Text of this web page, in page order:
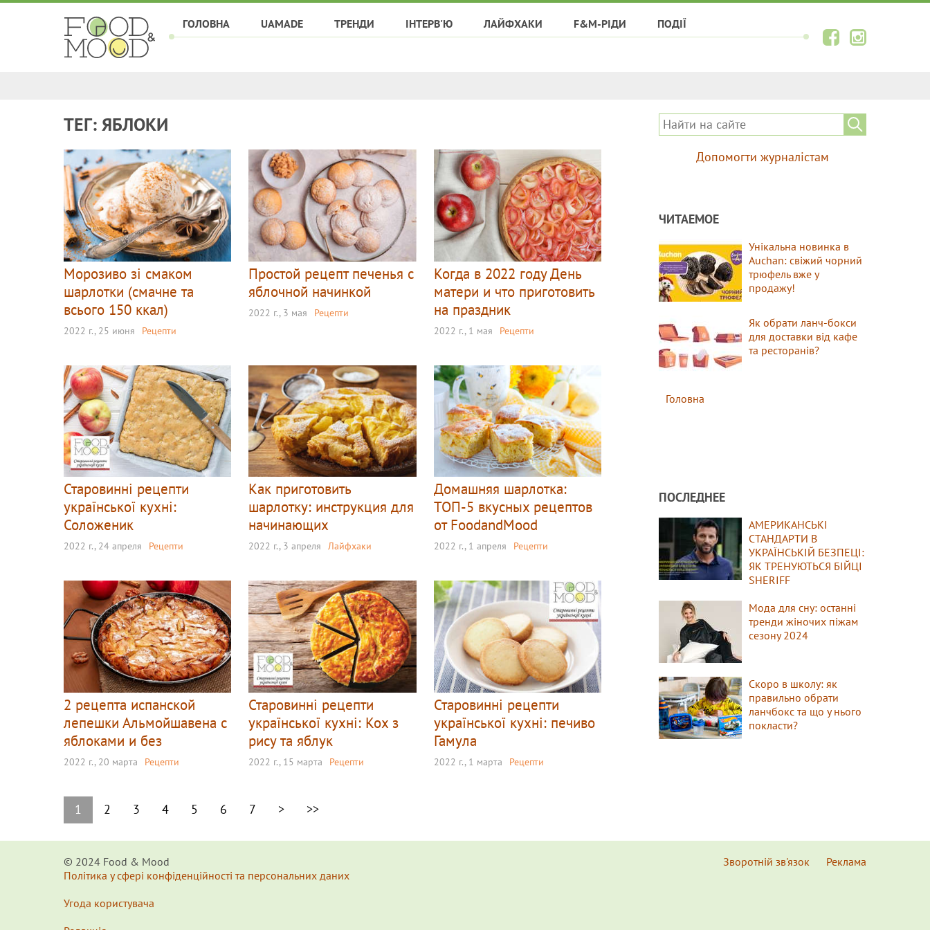
ГОЛОВНА UAMADE ТРЕНДИ ІНТЕРВ'Ю ЛАЙФХАКИ F&M-РІДИ ПОДІЇ
ТЕГ: ЯБЛОКИ
Морозиво зі смаком
шарлотки (смачне та
всього 150 ккал)
2022 г., 25 июня Рецепти
Простой рецепт печенья с
яблочной начинкой
2022 г., 3 мая Рецепти
Когда в 2022 году День
матери и что приготовить
на праздник
2022 г., 1 мая Рецепти
Старовинні рецепти
української кухні:
Соложеник
2022 г., 24 апреля Рецепти
Как приготовить
шарлотку: инструкция для
начинающих
2022 г., 3 апреля Лайфхаки
Домашняя шарлотка:
ТОП-5 вкусных рецептов
от FoodandMood
2022 г., 1 апреля Рецепти
2 рецепта испанской
лепешки Альмойшавена с
яблоками и без
2022 г., 20 марта Рецепти
Старовинні рецепти
української кухні: Кох з
рису та яблук
2022 г., 15 марта Рецепти
Старовинні рецепти
української кухні: печиво
Гамула
2022 г., 1 марта Рецепти
1 2 3 4 5 6 7 > >>
Допомогти журналістам
ЧИТАЕМОЕ
Унікальна новинка в
Auchan: свіжий чорний
трюфель вже у
продажу!
Як обрати ланч-бокси
для доставки від кафе
та ресторанів?
Головна
ПОСЛЕДНЕЕ
АМЕРИКАНСЬКІ
СТАНДАРТИ В
УКРАЇНСЬКІЙ БЕЗПЕЦІ:
ЯК ТРЕНУЮТЬСЯ БІЙЦІ
SHERIFF
Мода для сну: останні
тренди жіночих піжам
сезону 2024
Скоро в школу: як
правильно обрати
ланчбокс та що у нього
покласти?
© 2024 Food & Мood
Політика у сфері конфіденційності та персональних даних
Угода користувача
Зворотній зв'язок Реклама